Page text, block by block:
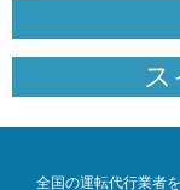
全国の運転代行業者